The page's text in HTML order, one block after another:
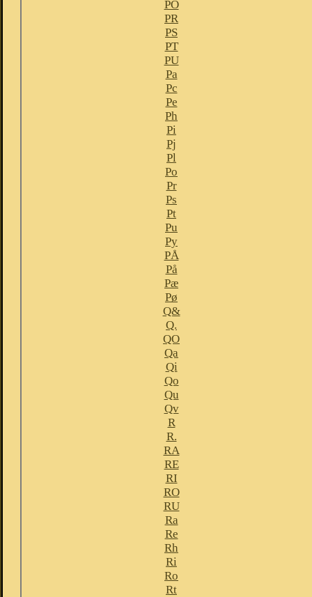
PO
PR
PS
PT
PU
Pa
Pc
Pe
Ph
Pi
Pj
Pl
Po
Pr
Ps
Pt
Pu
Py
PÅ
På
Pæ
Pø
Q&
Q.
QO
Qa
Qi
Qo
Qu
Qv
R
R.
RA
RE
RI
RO
RU
Ra
Re
Rh
Ri
Ro
Rt